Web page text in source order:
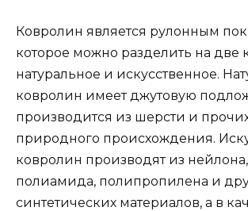
Ковролин является рулонным
которое можно разделить на две
натуральное и искусственное.
ковролин имеет джутовую
производится из шерсти и
природного происхождения.
ковролин производят из
полиамида, полипропилена и
синтетических материалов, а в